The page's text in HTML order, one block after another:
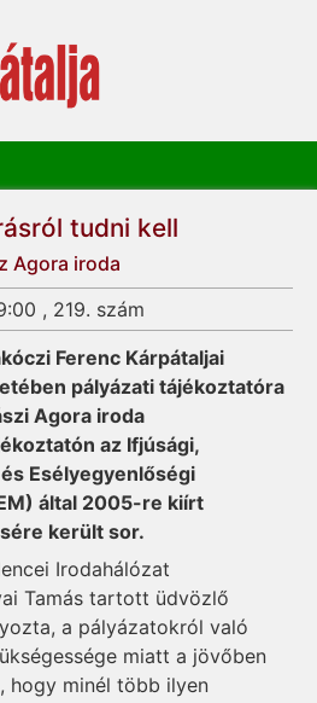
tudni kell
Agora iroda
, 219. szám
Ferenc Kárpátaljai
pályázati tájékoztatóra
Agora iroda
az Ifjúsági,
Esélyegyenlőségi
által 2005-re kiírt
került sor.
Irodahálózat
Tamás tartott üdvözlő
a pályázatokról való
miatt a jövőben
hogy minél több ilyen